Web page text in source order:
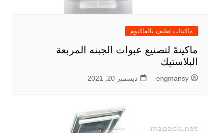
ماكينات تغليف بالفاكيوم
ماكينهً لتصنيع عبوات الجبنه المربعة
البلاستيك
engmansy ديسمبر 20, 2021